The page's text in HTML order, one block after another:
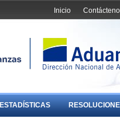
Inicio
ESTADÍSTICAS